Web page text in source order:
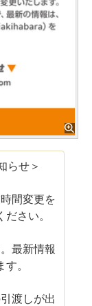
らせ＞
間変更を
さい。
最新情報
。
渡しが出